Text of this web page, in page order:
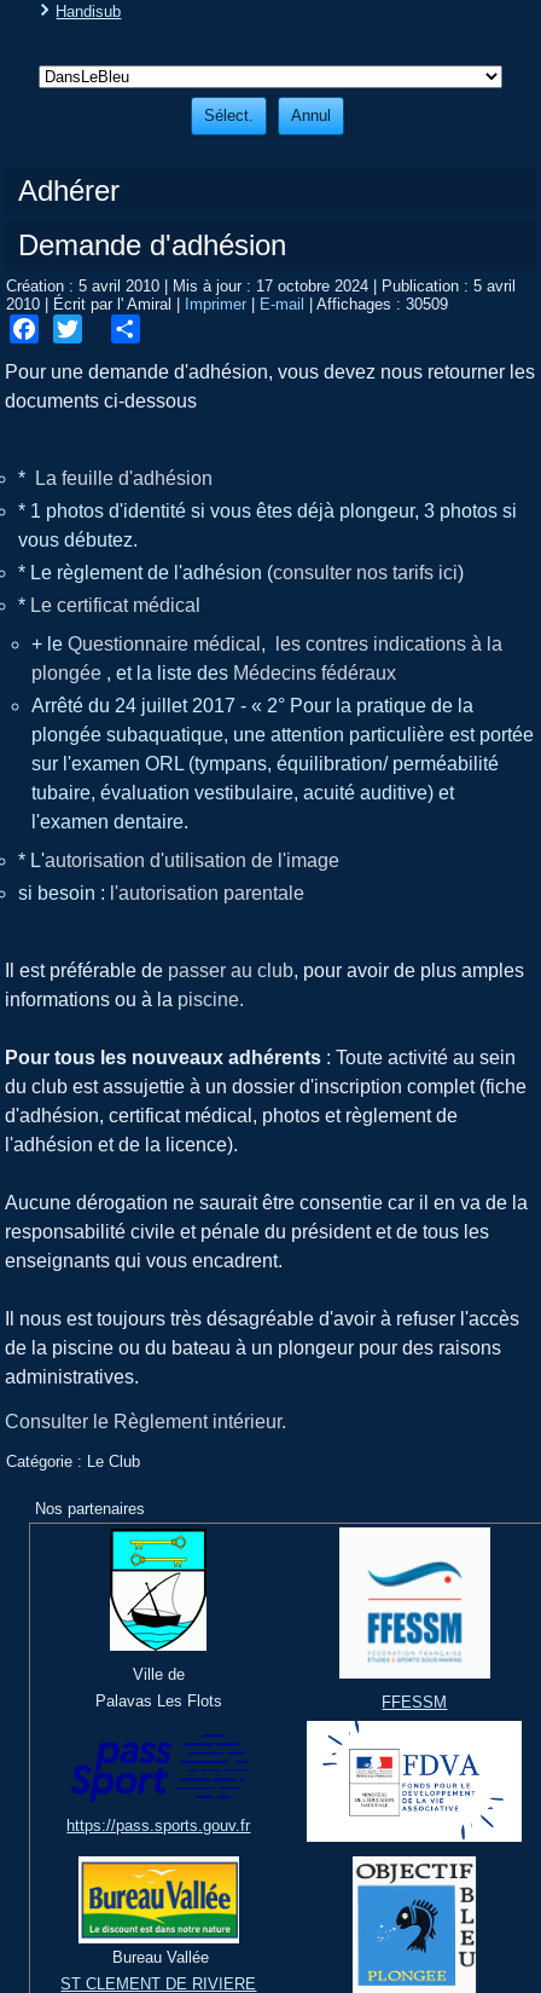
Handisub
Adhérer
Demande d'adhésion
Création : 5 avril 2010 | Mis à jour : 17 octobre 2024 | Publication : 5 avril
2010 | Écrit par l' Amiral | Imprimer | E-mail |Affichages : 30509
Pour une demande d'adhésion, vous devez nous retourner les
documents ci-dessous
*
La feuille d'adhésion
* 1 photos d'identité si vous êtes déjà plongeur, 3 photos si
vous débutez.
* Le règlement de l'adhésion (consulter nos tarifs ici)
* Le certificat médical
+ leQuestionnaire médical ,
les contres indications à la
plongée , et la liste des Médecins fédéraux
Arrêté du 24 juillet 2017 - « 2° Pour la pratique de la
plongée subaquatique, une attention particulière est portée
sur l'examen ORL (tympans, équilibration/ perméabilité
tubaire, évaluation vestibulaire, acuité auditive) et
l'examen dentaire.
* L'autorisation d'utilisation de l'image
si besoin : l'autorisation parentale
Il est préférable de passer au club, pour avoir de plus amples
informations ou à la piscine.
Pour tous les nouveaux adhérents : Toute activité au sein
du club est assujettie à un dossier d'inscription complet (fiche
d'adhésion, certificat médical, photos et règlement de
l'adhésion et de la licence).
Aucune dérogation ne saurait être consentie car il en va de la
responsabilité civile et pénale du président et de tous les
enseignants qui vous encadrent.
Il nous est toujours très désagréable d'avoir à refuser l'accès
de la piscine ou du bateau à un plongeur pour des raisons
administratives.
Consulter le Règlement intérieur.
Catégorie : Le Club
Nos partenaires
Ville de
Palavas Les Flots
FFESSM
https://pass.sports.gouv.fr
Bureau Vallée
ST CLEMENT DE RIVIERE